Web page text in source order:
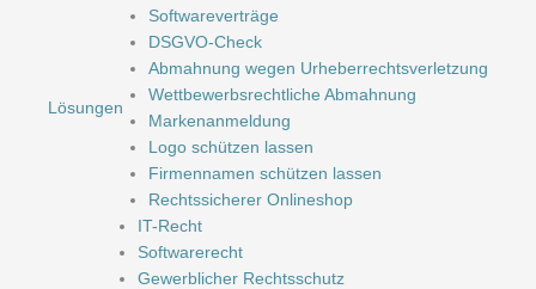
Lösungen
Softwareverträge
DSGVO-Check
Abmahnung wegen Urheberrechtsverletzung
Wettbewerbsrechtliche Abmahnung
Markenanmeldung
Logo schützen lassen
Firmennamen schützen lassen
Rechtssicherer Onlineshop
IT-Recht
Softwarerecht
Gewerblicher Rechtsschutz